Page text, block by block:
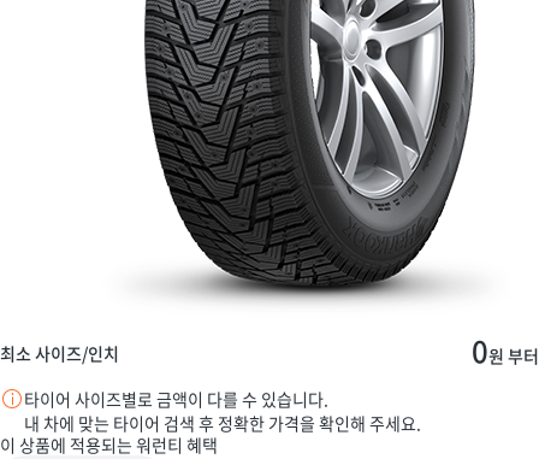
최소 사이즈/인치 0원 부터
타이어 사이즈별로 금액이 다를 수 있습니다.
내 차에 맞는 타이어 검색 후 정확한 가격을 확인해 주세요.
이 상품에 적용되는 워런티 혜택